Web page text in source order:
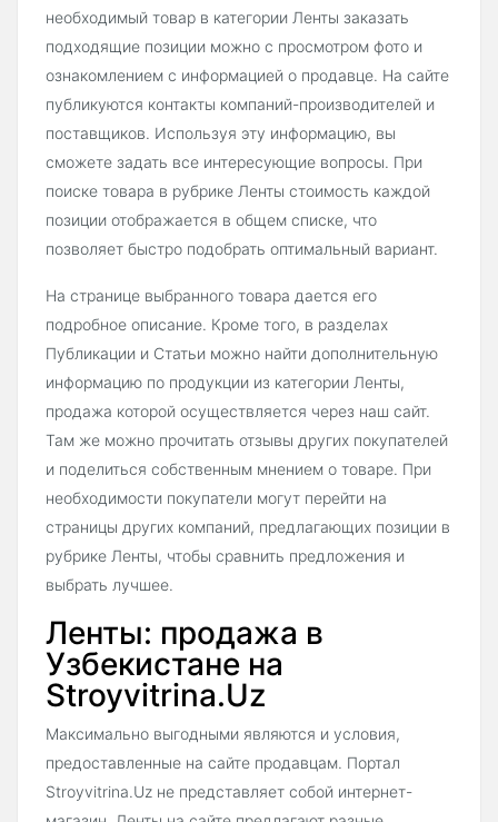
необходимый товар в категории Ленты заказать
подходящие позиции можно с просмотром фото и
ознакомлением с информацией о продавце. На сайте
публикуются контакты компаний-производителей и
поставщиков. Используя эту информацию, вы
сможете задать все интересующие вопросы. При
поиске товара в рубрике Ленты стоимость каждой
позиции отображается в общем списке, что
позволяет быстро подобрать оптимальный вариант.
На странице выбранного товара дается его
подробное описание. Кроме того, в разделах
Публикации и Статьи можно найти дополнительную
информацию по продукции из категории Ленты,
продажа которой осуществляется через наш сайт.
Там же можно прочитать отзывы других покупателей
и поделиться собственным мнением о товаре. При
необходимости покупатели могут перейти на
страницы других компаний, предлагающих позиции в
рубрике Ленты, чтобы сравнить предложения и
выбрать лучшее.
Ленты: продажа в
Узбекистане на
Stroyvitrina.Uz
Максимально выгодными являются и условия,
предоставленные на сайте продавцам. Портал
Stroyvitrina.Uz не представляет собой интернет-